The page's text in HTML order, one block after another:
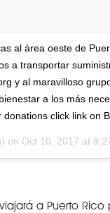
al área oeste de
a transportar
y al maravilloso
a los más
click link on
on Oct 10, 2017 at
a Puerto